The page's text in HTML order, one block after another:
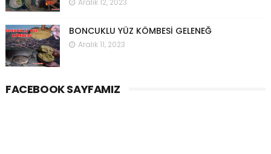
Aralık 12, 2023
BONCUKLU YÜZ KÖMBESİ GELENEĞ
Aralık 11, 2023
FACEBOOK SAYFAMIZ